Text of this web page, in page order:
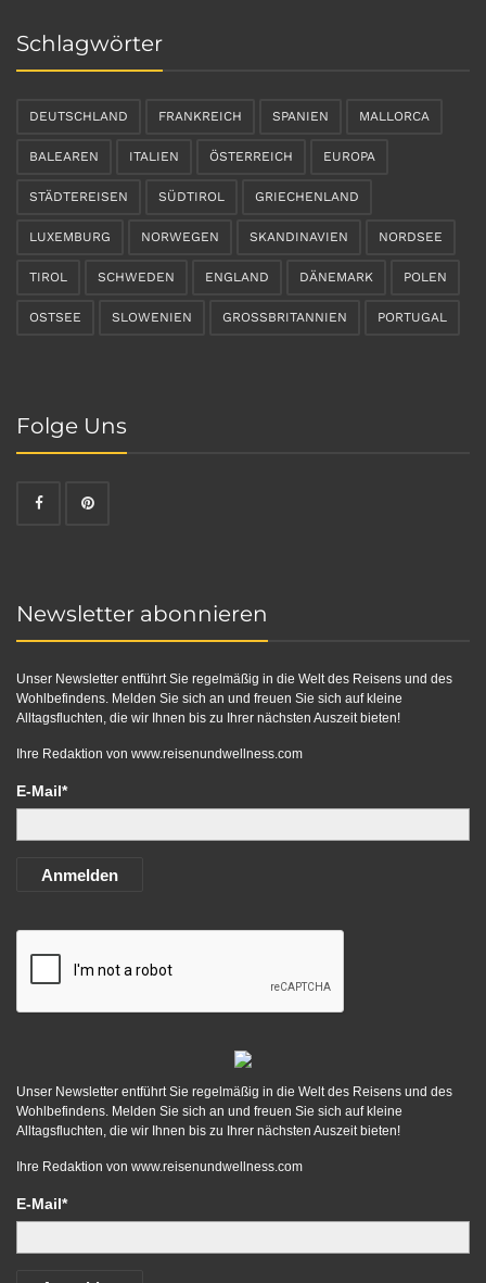
Schlagwörter
DEUTSCHLAND FRANKREICH SPANIEN MALLORCA
BALEAREN ITALIEN ÖSTERREICH EUROPA
STÄDTEREISEN SÜDTIROL GRIECHENLAND
LUXEMBURG NORWEGEN SKANDINAVIEN NORDSEE
TIROL SCHWEDEN ENGLAND DÄNEMARK POLEN
OSTSEE SLOWENIEN GROSSBRITANNIEN PORTUGAL
Folge Uns
Newsletter abonnieren
Unser Newsletter entführt Sie regelmäßig in die Welt des Reisens und des
Wohlbefindens. Melden Sie sich an und freuen Sie sich auf kleine
Alltagsfluchten, die wir Ihnen bis zu Ihrer nächsten Auszeit bieten!
Ihre Redaktion von www.reisenundwellness.com
E-Mail*
Anmelden
Unser Newsletter entführt Sie regelmäßig in die Welt des Reisens und des
Wohlbefindens. Melden Sie sich an und freuen Sie sich auf kleine
Alltagsfluchten, die wir Ihnen bis zu Ihrer nächsten Auszeit bieten!
Ihre Redaktion von www.reisenundwellness.com
E-Mail*